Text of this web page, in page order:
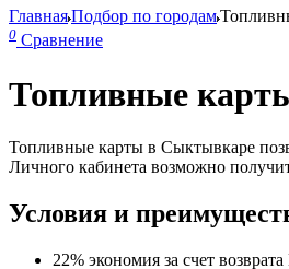
ГлавнаяПодбор по городам
0 Сравнение
Топливные
Топливные карты в Сыктывкаре
Личного кабинета возможно
Условия и
22% экономия за счет